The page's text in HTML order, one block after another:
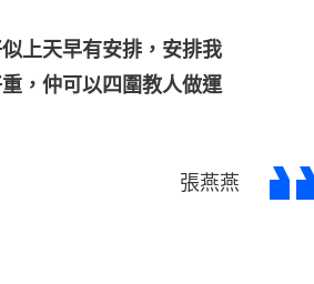
上天早有安排，安排我
，仲可以四圍教人做運
張燕燕